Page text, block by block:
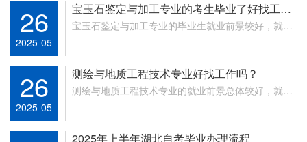
26
2025-05
宝玉石鉴定与加工专业的考生毕业了好找工作
吗？
宝玉石鉴定与加工专业的毕业生就业前景较好，就业
26
2025-05
测绘与地质工程技术专业好找工作吗？
‌测绘与地质工程技术专业的就业前景总体较好，就业
2025年上半年湖北自考毕业办理流程